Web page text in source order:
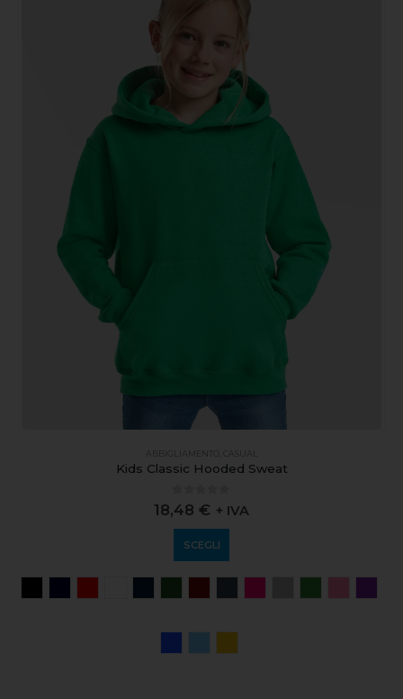
ABBIGLIAMENTO CASUAL
Kids Classic Hooded Sweat
0out of 5
18,48 € + IVA
SCEGLI